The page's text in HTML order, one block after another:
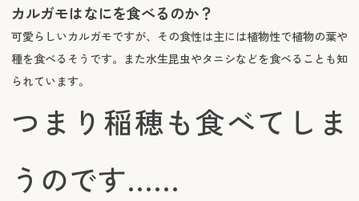
カルガモはなにを食べるのか？
可愛らしいカルガモですが、その食性は主には植物性で植物の葉や
種を食べるそうです。また水生昆虫やタニシなどを食べることも知
られています。
つまり稲穂も食べてしま
うのです……